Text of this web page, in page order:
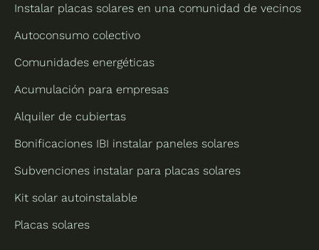
Instalar placas solares en una comunidad de vecinos
Autoconsumo colectivo
Comunidades energéticas
Acumulación para empresas
Alquiler de cubiertas
Bonificaciones IBI instalar paneles solares
Subvenciones instalar para placas solares
Kit solar autoinstalable
Placas solares